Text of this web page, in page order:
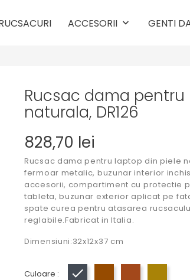
ACCESORII keyboard_arrow_down GENTI
Rucsac dama
naturala, DR126
828,70 lei
Rucsac dama pentru laptop din piele
fermoar metalic, buzunar interior
accesorii, compartiment cu protectie
tableta, buzunar exterior aplicat pe
spate curea pentru atasarea
reglabile.Fabricat in Italia.
Dimensiuni:32x12x37 cm
Culoare :